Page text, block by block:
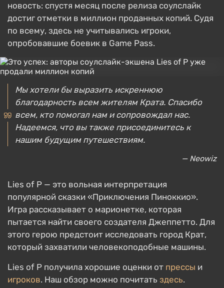
новость: спустя месяц после релиза соулслайк
достиг отметки в миллион проданных копий. Судя
по всему, здесь не учитывались игроки,
опробовавшие боевик в Game Pass.
Мы хотели бы выразить искреннюю
благодарность всем жителям Крата. Спасибо
всем, кто помогал нам и сопровождал нас.
Надеемся, что вы также присоединитесь к
нашим будущим путешествиям.
— Neowiz
Lies of P — это вольная интерпретация
популярной сказки «Приключения Пиноккио».
Игра рассказывает о марионетке, которая
пытается найти своего создателя Джеппетто. Для
этого герою предстоит исследовать город Крат,
который захватили человекоподобные машины.
Lies of P получила хорошие оценки от прессы и
игроков. Наш обзор можно почитать здесь.